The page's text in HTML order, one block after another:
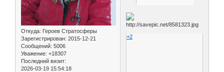
Откуда: Героев Стратосферы
Зарегистрирован: 2015-12-21
Сообщений: 5006
Уважение: +18307
Последний визит:
2026-03-19 15:54:18
+2